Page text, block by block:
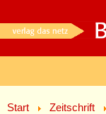
Start Zeitschrift